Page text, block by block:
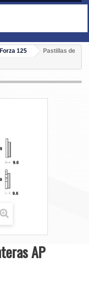
Forza 125
Pastillas de
AP